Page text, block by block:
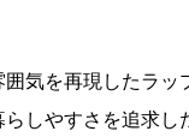
気を再現したラッ
しやすさを追求